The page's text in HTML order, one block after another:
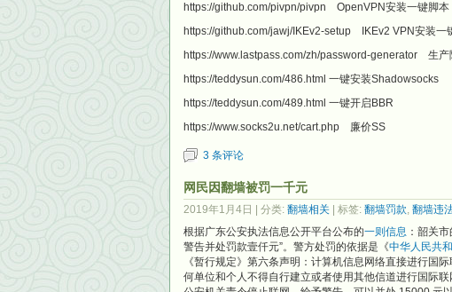
https://github.com/pivpn/pivpn OpenVPN安装一键脚本
https://github.com/jawj/IKEv2-setup IKEv2 VPN安装一
https://www.lastpass.com/zh/password-generator 生产
https://teddysun.com/486.html 一键安装Shadowsocks
https://teddysun.com/489.html 一键开启BBR
https://www.socks2u.net/cart.php 廉价SS
3 条评论
网民因翻墙被罚一千元
2019年1月4日 | 分类: 翻墙相关 | 标签: 翻墙罚款, 翻墙违
根据广东公安执法信息公开平台公布的一则信息 ：韶关
警告并处罚款壹仟元”。警方处罚的依据是《中华人民共
《暂行规定》第六条声明：计算机信息网络直接进行国
何单位和个人不得自行建立或者使用其他信道进行国际